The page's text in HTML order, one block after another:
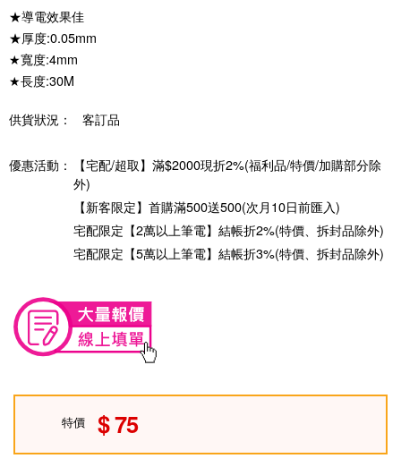
★導電效果佳
★厚度:0.05mm
★寬度:4mm
★長度:30M
供貨狀況： 客訂品
優惠活動：
【宅配/超取】滿$2000現折2%(福利品/特價/加購部分除
外)
【新客限定】首購滿500送500(次月10日前匯入)
宅配限定【2萬以上筆電】結帳折2%(特價、拆封品除外)
宅配限定【5萬以上筆電】結帳折3%(特價、拆封品除外)
特價 75